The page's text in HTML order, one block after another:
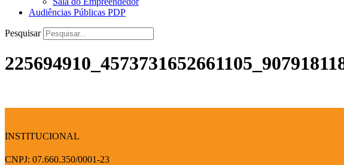
Audiências Públicas PDP
Pesquisar
INSTITUCIONAL
CNPJ: 07.660.350/0001-23